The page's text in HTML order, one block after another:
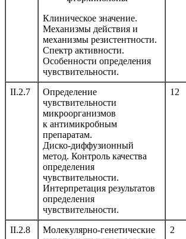
Клиническое значение.
Механизмы действия и
механизмы резистентности.
Спектр активности.
Особенности определения
чувствительности.
II.2.7
Определение
чувствительности
микроорганизмов
к антимикробным
препаратам.
Диско-диффузионный
метод. Контроль качества
определения
чувствительности.
Интерпретация результатов
определения
чувствительности.
12
II.2.8
Молекулярно-генетические
2